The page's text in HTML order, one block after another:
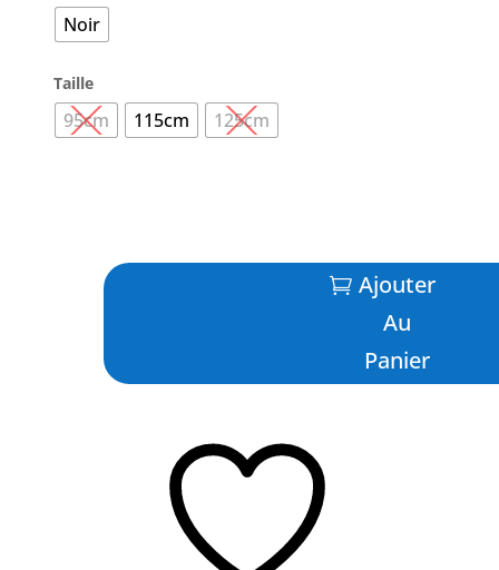
visibilité sous-marine
Idéale pour les chasseurs intermédiaires à experts
Noir
Taille
95cm 115cm 125cm
CarbonStatoroller
Ajouter
Au
Panier